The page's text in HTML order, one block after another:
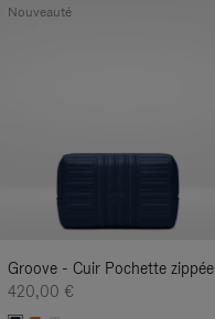
Groove - Cuir Pochette zippée
420,00 €
Nouveauté